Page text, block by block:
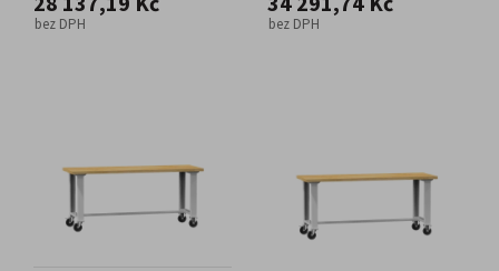
bez DPH bez DPH